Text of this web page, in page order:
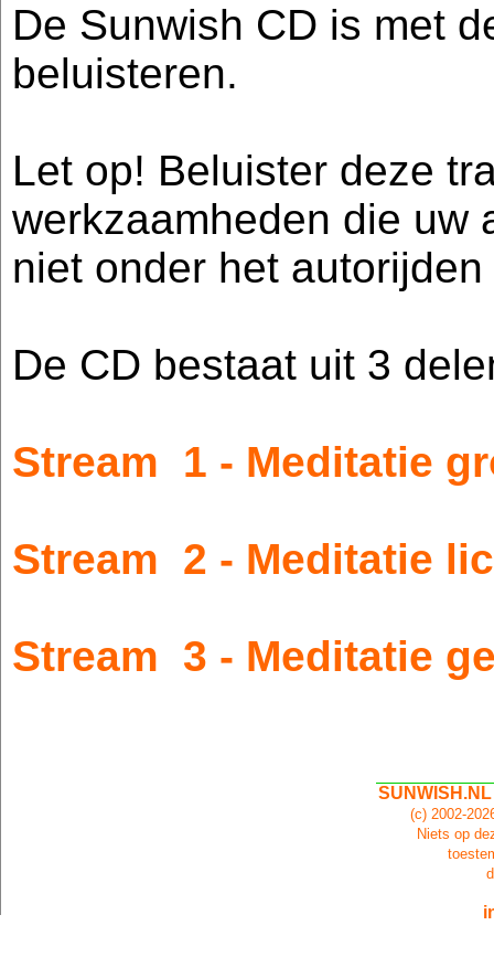
De Sunwish CD is met
beluisteren.
Let op! Beluister deze
werkzaamheden die uw
niet onder het
De CD bestaat uit 3
Stream 1 - Meditatie
Stream 2 - Meditatie
Stream 3 - Meditatie
(c) 2002-
Niets op